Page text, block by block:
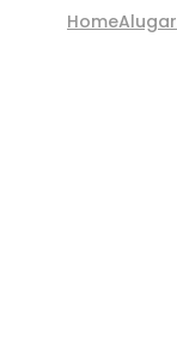
HomeAlugar